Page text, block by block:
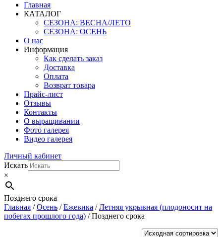
Главная
КАТАЛОГ
СЕЗОНА: ВЕСНА/ЛЕТО
СЕЗОНА: ОСЕНЬ
О нас
Информация
Как сделать заказ
Доставка
Оплата
Возврат товара
Прайс-лист
Отзывы
Контакты
О выращивании
Фото галерея
Видео галерея
Личный кабинет
Искать
×
Позднего срока
Главная /Осень /Ежевика /Летняя укрывная (плодоносит на
побегах прошлого года) / Позднего срока